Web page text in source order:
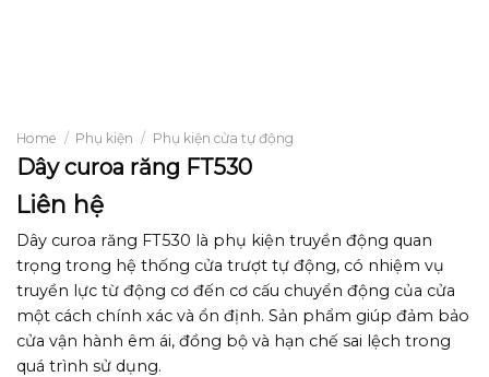
Home / Phụ kiện / Phụ kiện cửa tự động
Dây curoa răng FT530
Liên hệ
Dây curoa răng FT530 là phụ kiện truyền động quan
trọng trong hệ thống cửa trượt tự động, có nhiệm vụ
truyền lực từ động cơ đến cơ cấu chuyển động của cửa
một cách chính xác và ổn định. Sản phẩm giúp đảm bảo
cửa vận hành êm ái, đồng bộ và hạn chế sai lệch trong
quá trình sử dụng.